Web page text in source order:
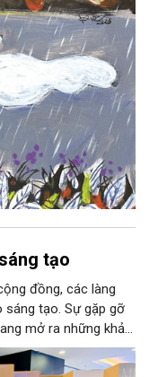
tạo
đồng, các làng
sáng tạo. Sự gặp gỡ
mở ra những khả
trên nền tảng di
hứng ấy, Hà Nội đang